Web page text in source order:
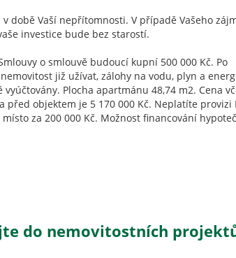
době Vaší nepřítomnosti. V případě Vašeho
investice bude bez starostí.
o smlouvě budoucí kupní 500 000 Kč. Po
již užívat, zálohy na vodu, plyn a
Plocha apartmánu 48,74 m2. Cena
před objektem je 5 170 000 Kč. Neplatíte provizi
za 200 000 Kč. Možnost financování
do nemovitostních